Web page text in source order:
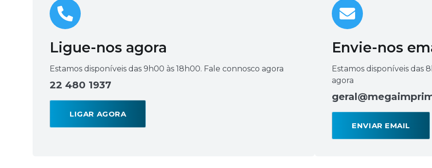
Têxtil
Ligue-nos agora
Estamos disponíveis das 9h00 às 18h00. Fale connosco agora
22 480 1937
LIGAR AGORA
Envie-nos
Estamos disponíveis das
agora
ENVIAR EMAIL